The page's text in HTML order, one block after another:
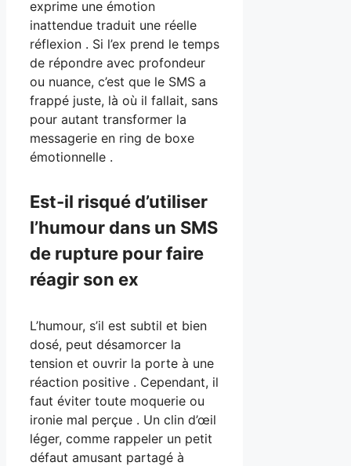
exprime une émotion
inattendue traduit une réelle
réflexion . Si l’ex prend le temps
de répondre avec profondeur
ou nuance, c’est que le SMS a
frappé juste, là où il fallait, sans
pour autant transformer la
messagerie en ring de boxe
émotionnelle .
Est-il risqué d’utiliser
l’humour dans un SMS
de rupture pour faire
réagir son ex
L’humour, s’il est subtil et bien
dosé, peut désamorcer la
tension et ouvrir la porte à une
réaction positive . Cependant, il
faut éviter toute moquerie ou
ironie mal perçue . Un clin d’œil
léger, comme rappeler un petit
défaut amusant partagé à